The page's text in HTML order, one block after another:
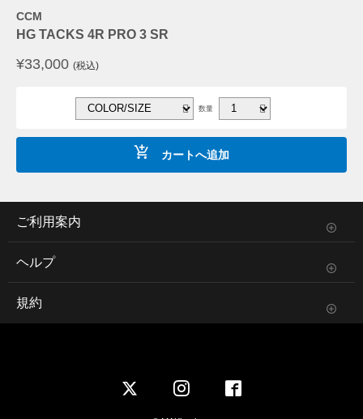
CCM
HG TACKS 4R PRO 3 SR
¥33,000 (税込)
数量
カートへ追加
ご利用案内
ヘルプ
規約